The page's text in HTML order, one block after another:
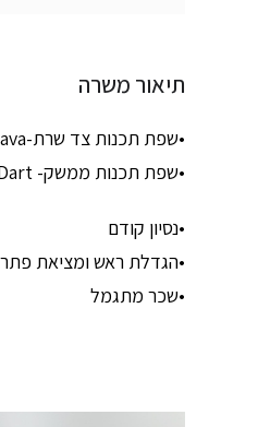
תיאור משרה
•שפת תכנות צד שרת-Java
•שפת תכנות ממשק- Dart
•נסיון קודם
•הגדלת ראש ומציאת
•שכר מתגמל